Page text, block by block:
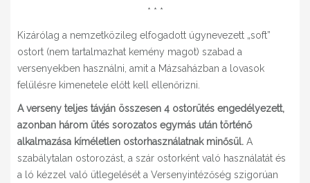
* * *
Kizárólag a nemzetközileg elfogadott úgynevezett „soft”
ostort (nem tartalmazhat kemény magot) szabad a
versenyekben használni, amit a Mázsaházban a lovasok
felülésre kimenetele előtt kell ellenőrizni.
A verseny teljes távján összesen 4 ostorütés engedélyezett,
azonban három ütés sorozatos egymás után történő
alkalmazása kíméletlen ostorhasználatnak minősül. A
szabálytalan ostorozást, a szár ostorként való használatát és
a ló kézzel való ütlegelését a Versenyintézőség szigorúan